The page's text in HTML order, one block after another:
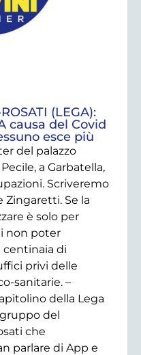
(LEGA):
causa del Covid
esce più
del palazzo
a Garbatella,
Scriveremo
Zingaretti. Se la
è solo per
non poter
centinaia di
privi delle
sanitarie. –
della Lega
del
che
parlare di App e